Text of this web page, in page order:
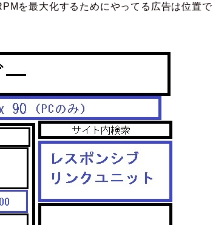
を最大化するためにやってる広告は位置で